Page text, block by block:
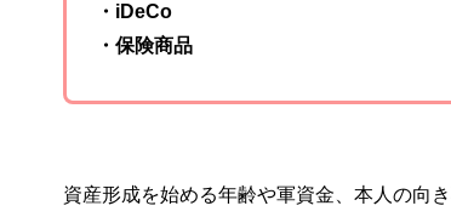
・iDeCo
・保険商品
資産形成を始める年齢や軍資金、本人の向